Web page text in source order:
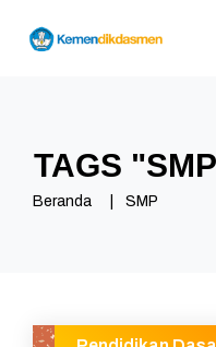
TAGS "SMP
Beranda SMP